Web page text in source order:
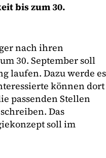
bis zum 30.
nach ihren
30. September soll
laufen. Dazu werde es
können dort
passenden Stellen
Das
soll im